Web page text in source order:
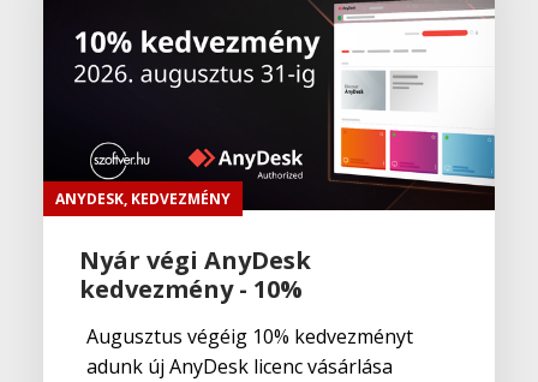
ANYDESK, KEDVEZMÉNY
Nyár végi AnyDesk
kedvezmény - 10%
Augusztus végéig 10% kedvezményt
adunk új AnyDesk licenc vásárlása